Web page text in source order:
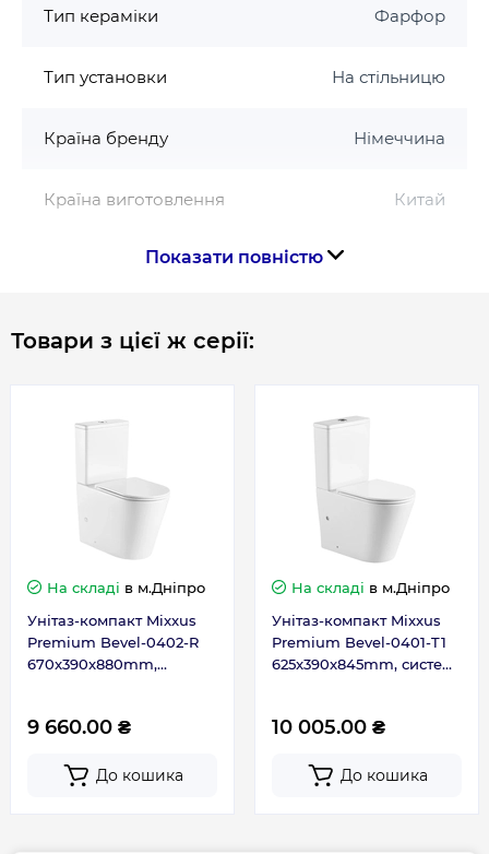
Тип кераміки Фарфор
Тип установки На стільницю
Країна бренду Німеччина
Країна виготовлення Китай
Висота, мм
Гарантія виробника, міс 120
Контакти сервісного
0-800-301-755; +38 (067)
Показати повністю
Товари з цієї ж серії:
На складі в м.Дніпро
Унітаз-компакт Mixxus
Premium Bevel-0402-R
670x390x880mm,
9 660.00 ₴
До кошика
На складі в м.Дніпро
Унітаз-компакт Mixxus
Premium Bevel-0401-T1
625x390x845mm, система
10 005.00 ₴
До кошика